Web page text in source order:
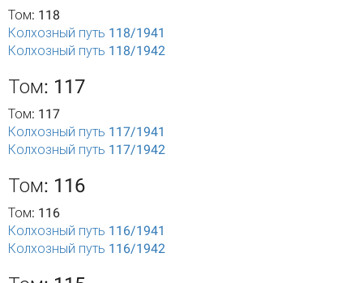
Том: 118
Колхозный путь 118/1941
Колхозный путь 118/1942
Том: 117
Том: 117
Колхозный путь 117/1941
Колхозный путь 117/1942
Том: 116
Том: 116
Колхозный путь 116/1941
Колхозный путь 116/1942